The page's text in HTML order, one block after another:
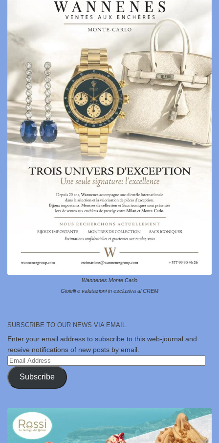
Wannenes Monte Carlo
Gioielli e valutazioni in esclusiva al CREM
SUBSCRIBE TO OUR NEWS VIA EMAIL
Enter your email address to subscribe to this web-journal and
receive notifications of new posts by email.
Email
Address
Subscribe